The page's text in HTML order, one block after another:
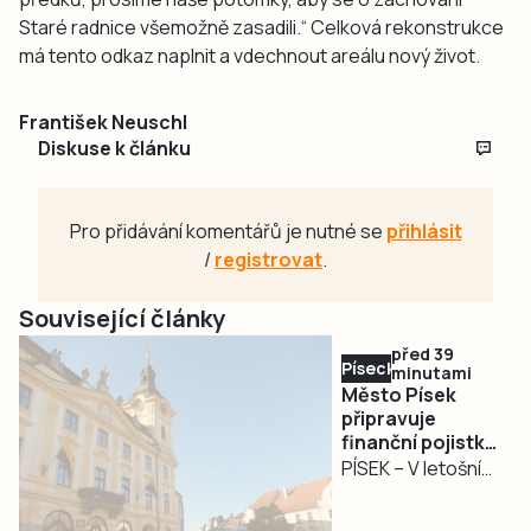
Staré radnice všemožně zasadili.“ Celková rekonstrukce
má tento odkaz naplnit a vdechnout areálu nový život.
František Neuschl
Diskuse k článku
Pro přidávání komentářů je nutné se přihlásit
/registrovat.
Související články
Písecko
před 39
minutami
Město Písek
připravuje
finanční pojistku
kvůli časovému
PÍSEK – V letošním